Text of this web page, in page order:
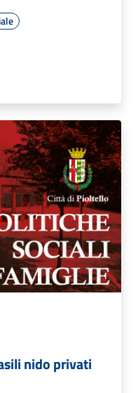
nido privati